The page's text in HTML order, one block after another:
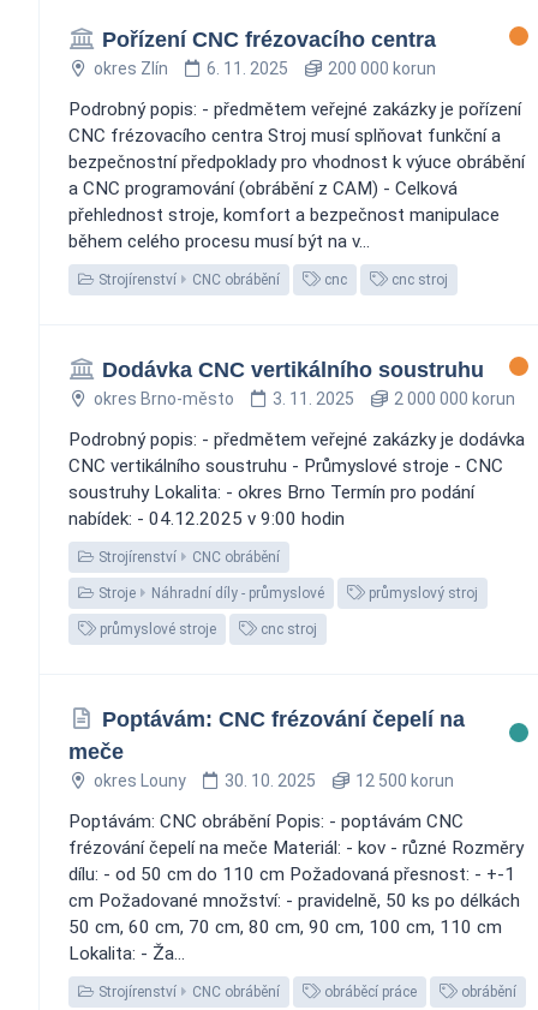
Pořízení CNC frézovacího centra
okres Zlín 6. 11. 2025 200 000 korun
Podrobný popis: - předmětem veřejné zakázky je pořízení
CNC frézovacího centra Stroj musí splňovat funkční a
bezpečnostní předpoklady pro vhodnost k výuce obrábění
a CNC programování (obrábění z CAM) - Celková
přehlednost stroje, komfort a bezpečnost manipulace
během celého procesu musí být na v...
Strojírenství CNC obrábění cnc cnc stroj
Dodávka CNC vertikálního soustruhu
okres Brno-město 3. 11. 2025 2 000 000 korun
Podrobný popis: - předmětem veřejné zakázky je dodávka
CNC vertikálního soustruhu - Průmyslové stroje - CNC
soustruhy Lokalita: - okres Brno Termín pro podání
nabídek: - 04.12.2025 v 9:00 hodin
Strojírenství CNC obrábění
Stroje Náhradní díly - průmyslové průmyslový stroj
průmyslové stroje cnc stroj
Poptávám: CNC frézování čepelí na
meče
okres Louny 30. 10. 2025 12 500 korun
Poptávám: CNC obrábění Popis: - poptávám CNC
frézování čepelí na meče Materiál: - kov - různé Rozměry
dílu: - od 50 cm do 110 cm Požadovaná přesnost: - +-1
cm Požadované množství: - pravidelně, 50 ks po délkách
50 cm, 60 cm, 70 cm, 80 cm, 90 cm, 100 cm, 110 cm
Lokalita: - Ža...
Strojírenství CNC obrábění obráběcí práce obrábění